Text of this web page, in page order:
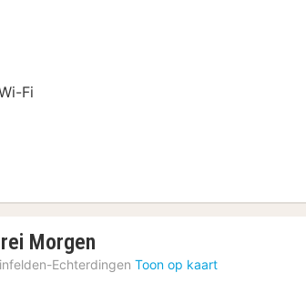
Fi
Morgen
nacht
Echterdingen Toon op kaart